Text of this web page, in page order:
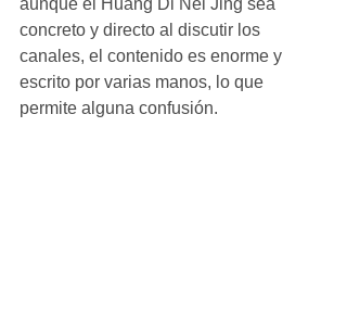
aunque el Huang Di Nei Jing sea
concreto y directo al discutir los
canales, el contenido es enorme y
escrito por varias manos, lo que
permite alguna confusión.